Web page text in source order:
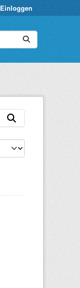
Einloggen